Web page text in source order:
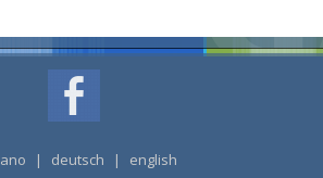
| deutsch | english